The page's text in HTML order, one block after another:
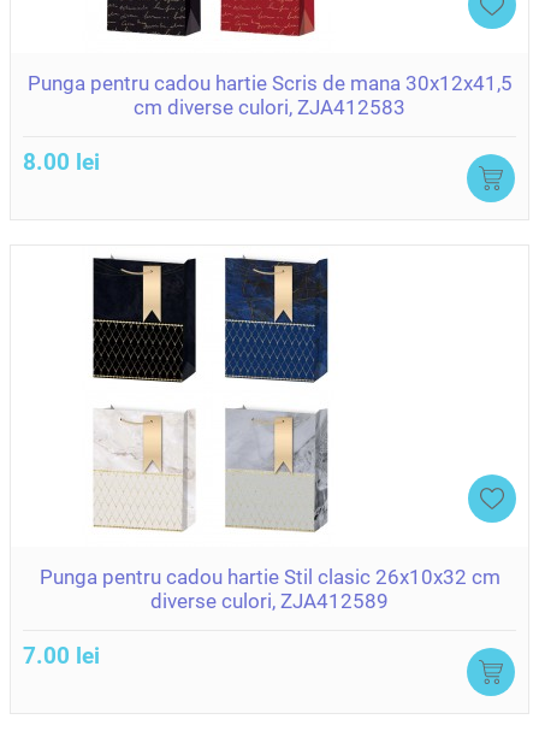
Punga pentru cadou hartie Scris de mana 30x12x41,5
cm diverse culori, ZJA412583
8.00 lei
Punga pentru cadou hartie Stil clasic 26x10x32 cm
diverse culori, ZJA412589
7.00 lei